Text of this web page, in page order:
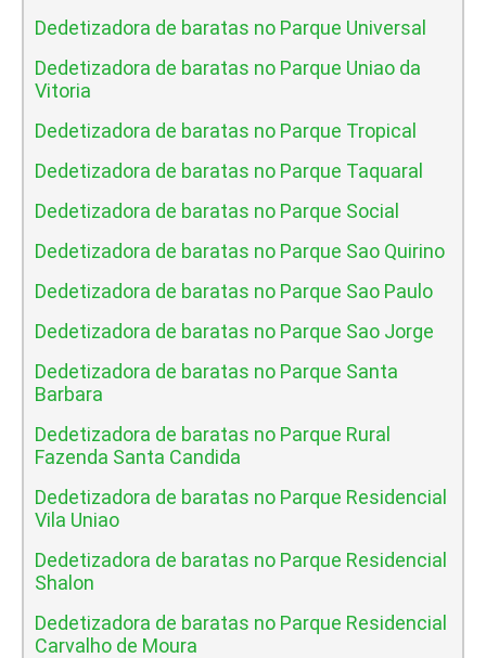
Dedetizadora de baratas no Parque Universal
Dedetizadora de baratas no Parque Uniao da
Vitoria
Dedetizadora de baratas no Parque Tropical
Dedetizadora de baratas no Parque Taquaral
Dedetizadora de baratas no Parque Social
Dedetizadora de baratas no Parque Sao Quirino
Dedetizadora de baratas no Parque Sao Paulo
Dedetizadora de baratas no Parque Sao Jorge
Dedetizadora de baratas no Parque Santa
Barbara
Dedetizadora de baratas no Parque Rural
Fazenda Santa Candida
Dedetizadora de baratas no Parque Residencial
Vila Uniao
Dedetizadora de baratas no Parque Residencial
Shalon
Dedetizadora de baratas no Parque Residencial
Carvalho de Moura